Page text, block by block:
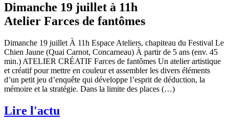
Dimanche 19 juillet à 11h
Atelier Farces de fantômes
Dimanche 19 juillet À 11h Espace Ateliers, chapiteau du Festival Le
Chien Jaune (Quai Carnot, Concarneau) À partir de 5 ans (env. 45
min.) ATELIER CRÉATIF Farces de fantômes Un atelier artistique
et créatif pour mettre en couleur et assembler les divers éléments
d’un petit jeu d’enquête qui développe l’esprit de déduction, la
mémoire et la stratégie. Dans la limite des places (…)
Lire l'actu